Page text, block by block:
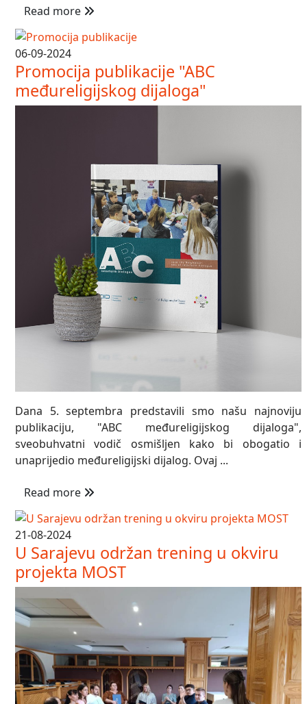
Read more
06-09-2024
Promocija publikacije "ABC
međureligijskog dijaloga"
Dana 5. septembra predstavili smo našu najnoviju
publikaciju, "ABC međureligijskog dijaloga",
sveobuhvatni vodič osmišljen kako bi obogatio i
unaprijedio međureligijski dijalog. Ovaj ...
Read more
21-08-2024
U Sarajevu održan trening u okviru
projekta MOST